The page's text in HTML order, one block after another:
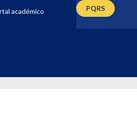
académico PQRS